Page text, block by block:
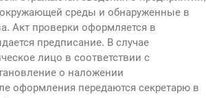
среды и обнаруженные в
Акт проверки оформляется в
предписание. В случае
лицо в соответствии с
о наложении
оформления передаются секретарю в